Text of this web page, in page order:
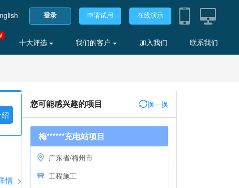
登录 申请试用 在线演示
十大评选 我们的客户 加入我们 联系我们
情 >
您可能感兴趣的项目 换一换
梅******充电站项目
广东省/梅州市
工程施工